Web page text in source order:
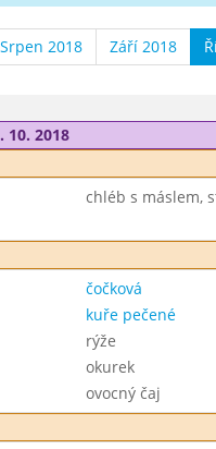
Srpen 2018 Září 2018
10. 2018
chléb s máslem,
čočková
kuře pečené
rýže
okurek
ovocný čaj